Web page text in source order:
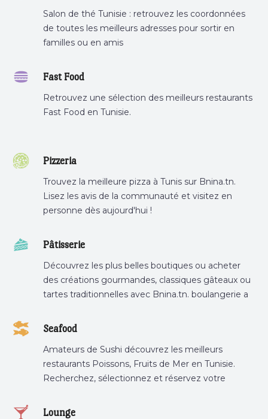
Salon de thé Tunisie : retrouvez les coordonnées
de toutes les meilleurs adresses pour sortir en
familles ou en amis
Fast Food
Retrouvez une sélection des meilleurs restaurants
Fast Food en Tunisie.
Pizzeria
Trouvez la meilleure pizza à Tunis sur Bnina.tn.
Lisez les avis de la communauté et visitez en
personne dès aujourd'hui !
Pâtisserie
Découvrez les plus belles boutiques ou acheter
des créations gourmandes, classiques gâteaux ou
tartes traditionnelles avec Bnina.tn. boulangerie a
tunis, pâtisserie sousse .
Seafood
Amateurs de Sushi découvrez les meilleurs
restaurants Poissons, Fruits de Mer en Tunisie.
Recherchez, sélectionnez et réservez votre
Lounge